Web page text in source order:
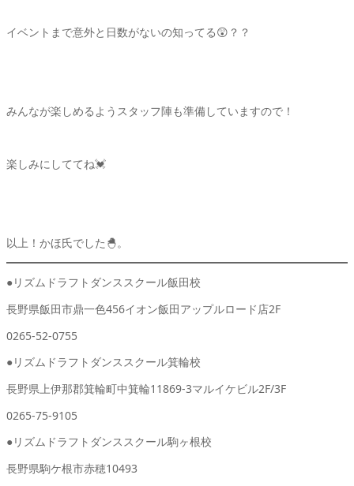
イベントまで意外と日数がないの知ってる😲？？
みんなが楽しめるようスタッフ陣も準備していますので！
楽しみにしててね💓
以上！かほ氏でした🐣。
●リズムドラフトダンススクール飯田校
長野県飯田市鼎一色456イオン飯田アップルロード店2F
0265-52-0755
●リズムドラフトダンススクール箕輪校
長野県上伊那郡箕輪町中箕輪11869-3マルイケビル2F/3F
0265-75-9105
●リズムドラフトダンススクール駒ヶ根校
長野県駒ケ根市赤穂10493